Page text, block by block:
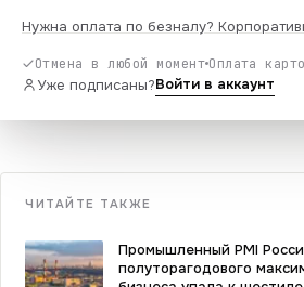
Нужна оплата по безналу?
Отмена в любой момент Оплата
Уже подписаны?Войти в аккаунт
ЧИТАЙТЕ ТАКЖЕ
Промышленный PMI
полуторагодового